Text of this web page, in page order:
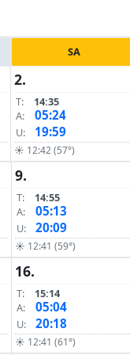
SA
2.
T:
14:35
A:
05:24
U: 19:59
☀ 12:42 (57°)
9.
T:
14:55
A:
05:13
U: 20:09
☀ 12:41 (59°)
16.
T:
15:14
A:
05:04
U: 20:18
☀ 12:41 (61°)